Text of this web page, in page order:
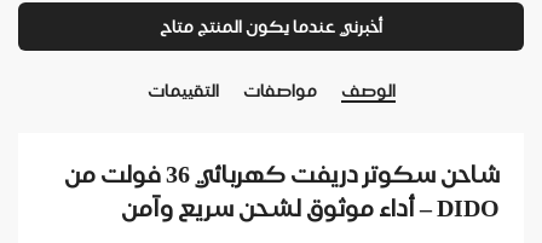
أخبرني عندما يكون المنتج متاح
الوصف مواصفات التقييمات
شاحن سكوتر دريفت كهربائي 36 فولت من
DIDO – أداء موثوق لشحن سريع وآمن